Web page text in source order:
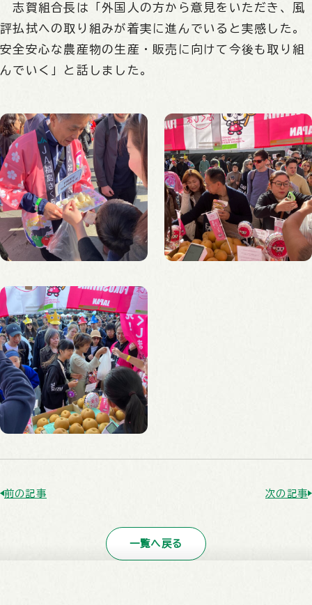
志賀組合長は「外国人の方から意見をいただき、風
評払拭への取り組みが着実に進んでいると実感した。
安全安心な農産物の生産・販売に向けて今後も取り組
んでいく」と話しました。
前の記事 次の記事
一覧へ戻る